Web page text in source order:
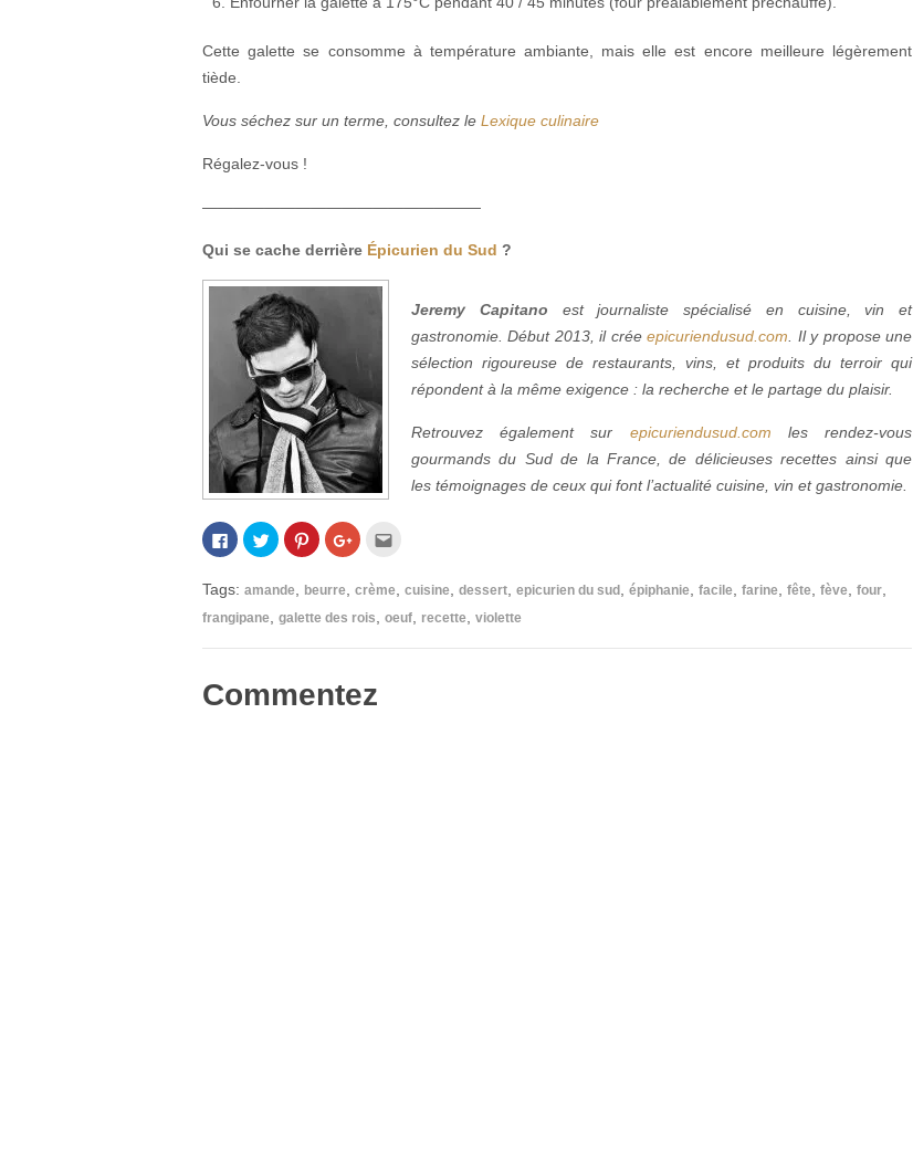
Cette galette se consomme à température ambiante, mais elle est encore meilleure légèrement
tiède.
Vous séchez sur un terme, consultez le Lexique culinaire
Régalez-vous !
——————————————————
Qui se cache derrière Épicurien du Sud ?
Jeremy Capitano est journaliste spécialisé en cuisine, vin et
gastronomie. Début 2013, il créeepicuriendusud.com. Il y propose une
sélection rigoureuse de restaurants, vins, et produits du terroir qui
répondent à la même exigence : la recherche et le partage du plaisir.
Retrouvez également sur epicuriendusud.com les rendez-vous
gourmands du Sud de la France, de délicieuses recettes ainsi que
les témoignages de ceux qui font l’actualité cuisine, vin et gastronomie.
Cliquez
pour
partager
Facebook(ouvre
une
nouvelle
Cliquez
pour
partager
Twitter(ouvre
dans
une
nouvelle
Cliquez
pour
partager
Pinterest(ouvre
une
nouvelle
Cliquez
pour
Google+
dans
une
fenêtre)
e-
mail
à
un
dans
Tags: amande beurre crème cuisine dessert epicurien du sud épiphanie facile farine fête fève four
frangipane galette des rois oeuf recette violette
Commentez